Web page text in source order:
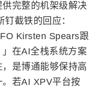
完整的机架级解决
截铁的回应：
Kirsten Spears跟
在AI全栈系统方案
是博通能够保持高
若AI XPV平台按